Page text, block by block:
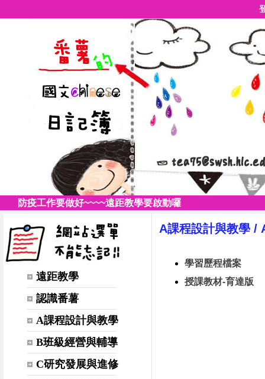
防疫工作要做好~~~~遠距教學要啟動囉
遠距教學
認識番薯
A課程設計與教學
B班級經營與輔導
C研究發展與進修
A課程設計與教學 /
學習歷程檔案
授課教材-育達版